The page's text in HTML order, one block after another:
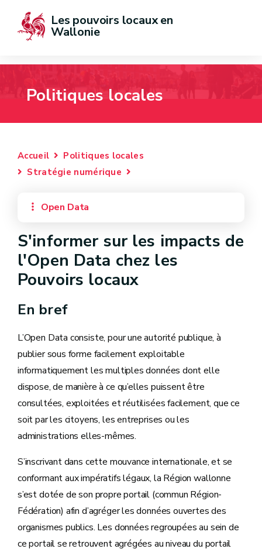
Les pouvoirs locaux en
Wallonie
Politiques locales
Accueil
Politiques locales
Stratégie numérique
Open Data
S'informer sur les impacts de
l'Open Data chez les
Pouvoirs locaux
En bref
L’Open Data consiste, pour une autorité publique, à
publier sous forme facilement exploitable
informatiquement les multiples données dont elle
dispose, de manière à ce qu’elles puissent être
consultées, exploitées et réutilisées facilement, que ce
soit par les citoyens, les entreprises ou les
administrations elles-mêmes.
S’inscrivant dans cette mouvance internationale, et se
conformant aux impératifs légaux, la Région wallonne
s’est dotée de son propre portail (commun Région-
Fédération) afin d’agréger les données ouvertes des
organismes publics. Les données regroupées au sein de
ce portail se retrouvent agrégées au niveau du portail